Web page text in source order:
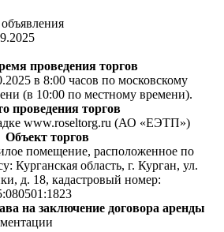
проведения торгов
в 8:00 часов по московскому
(в 10:00 по местному времени).
проведения торгов
www.roseltorg.ru (АО «ЕЭТП»)
Объект торгов
помещение, расположенное по
Курганская область, г. Курган, ул.
д. 18, кадастровый номер:
на заключение договора аренды